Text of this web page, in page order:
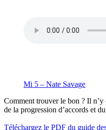
Mi 5 – Nate Savage
Comment trouver le bon ? Il n’y
de la progression d’accords et
Téléchargez le PDF du guide